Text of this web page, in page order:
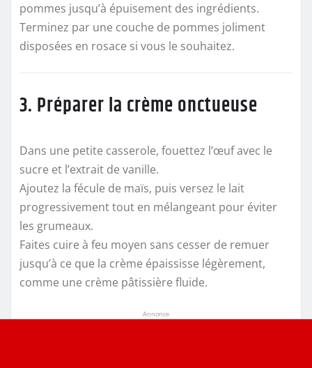
pommes jusqu’à épuisement des ingrédients.
Terminez par une couche de pommes joliment
disposées en rosace si vous le souhaitez.
3. Préparer la crème onctueuse
Dans une petite casserole, fouettez l’œuf avec le
sucre et l’extrait de vanille.
Ajoutez la fécule de maïs, puis versez le lait
progressivement tout en mélangeant pour éviter
les grumeaux.
Faites cuire à feu moyen sans cesser de remuer
jusqu’à ce que la crème épaississe légèrement,
comme une crème pâtissière fluide.
Annonce